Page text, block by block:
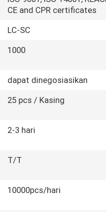
CE and CPR certificates
LC-SC
1000
dapat dinegosiasikan
25 pcs / Kasing
2-3 hari
T/T
10000pcs/hari